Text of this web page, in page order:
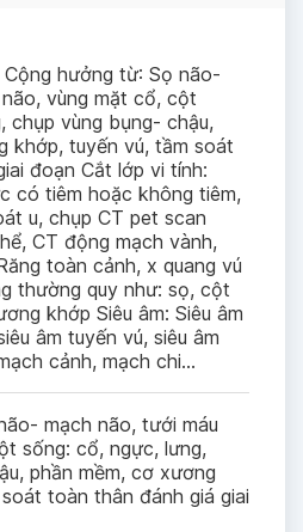
hưởng từ: Sọ não-
vùng mặt cổ, cột
chụp vùng bụng- chậu,
khớp, tuyến vú, tầm soát
đoạn Cắt lớp vi tính:
có tiêm hoặc không tiêm,
u, chụp CT pet scan
CT động mạch vành,
toàn cảnh, x quang vú
thường quy như: sọ, cột
khớp Siêu âm: Siêu âm
âm tuyến vú, siêu âm
cảnh, mạch chi...
mạch não, tưới máu
sống: cổ, ngực, lưng,
phần mềm, cơ xương
toàn thân đánh giá giai